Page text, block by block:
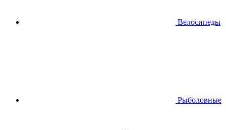
Велосипеды
Рыболовные